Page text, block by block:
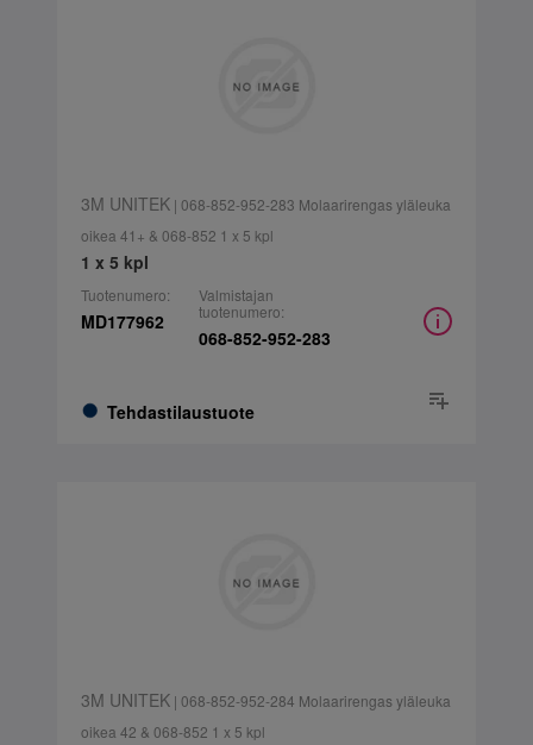
3M UNITEK| 068-852-952-283 Molaarirengas yläleuka
oikea 41+ & 068-852 1 x 5 kpl
1 x 5 kpl
Tuotenumero:
MD177962
Tehdastilaustuote
Valmistajan
tuotenumero:
068-852-952-283
3M UNITEK| 068-852-952-284 Molaarirengas yläleuka
oikea 42 & 068-852 1 x 5 kpl